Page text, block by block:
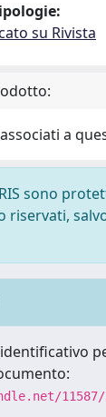
su Rivista
a
sono
11587/